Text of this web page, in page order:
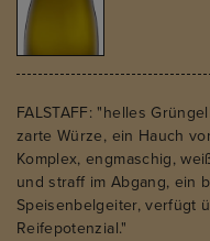
FALSTAFF: "helles
zarte Würze, ein Hauch
Komplex, engmaschig,
und straff im Abgang, ein
Speisenbelgeiter, verfügt
Reifepotenzial."